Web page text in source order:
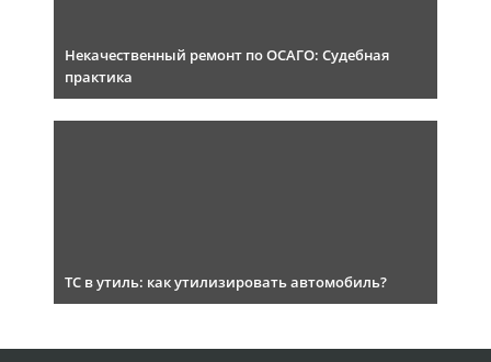
Некачественный ремонт по ОСАГО: Судебная
практика
ТС в утиль: как утилизировать автомобиль?